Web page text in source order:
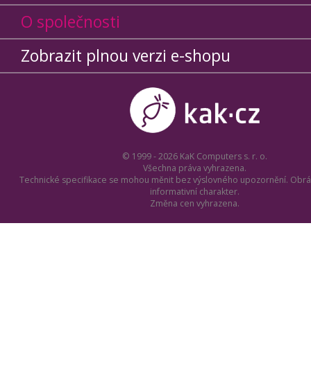
O společnosti
Zobrazit plnou verzi e-shopu
© 1999 - 2026 KaK Computers s. r. o.
Všechna práva vyhrazena.
Technické specifikace se mohou měnit bez výslovného upozornění.
informativní charakter.
Změna cen vyhrazena.